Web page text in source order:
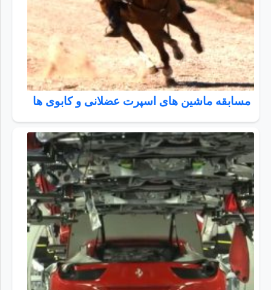
مسابقه ماشین های اسپرت عضلانی و کابوی ها